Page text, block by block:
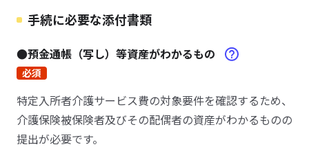
手続に必要な添付書類
●預金通帳（写し）等資産がわかるもの
必須
特定入所者介護サービス費の対象要件を確認するため、
介護保険被保険者及びその配偶者の資産がわかるものの
提出が必要です。